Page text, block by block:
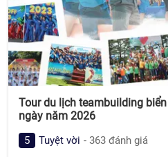
Tour du lịch teambuilding
ngày năm 2026
5 Tuyệt vời - 363 đánh giá